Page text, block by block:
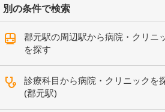
別の条件で検索
郡元駅の周辺駅から病院・クリニ
を探す
診療科目から病院・クリニックを
(郡元駅)